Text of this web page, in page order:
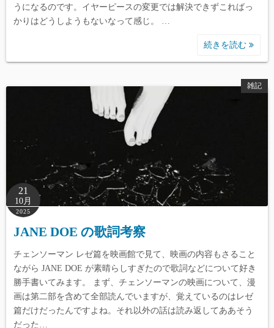
うになるのです。イヤーピースの変更では解決できずこればっ
かりはどうしようもないなって感じ。 …
続きを読む
雑記
21
10月
2025
JANE DOE の歌詞考察
チェンソーマン レゼ篇を映画館で見て、映画の内容もさること
ながら JANE DOE が素晴らしすぎたので歌詞などについて好き
勝手書いてみます。 まず、チェンソーマンの映画について、漫
画は第二部を含めて全部読んでいますが、覚えているのはレゼ
篇だけだったんですよね。それ以外の話は読み返してああそう
だった…